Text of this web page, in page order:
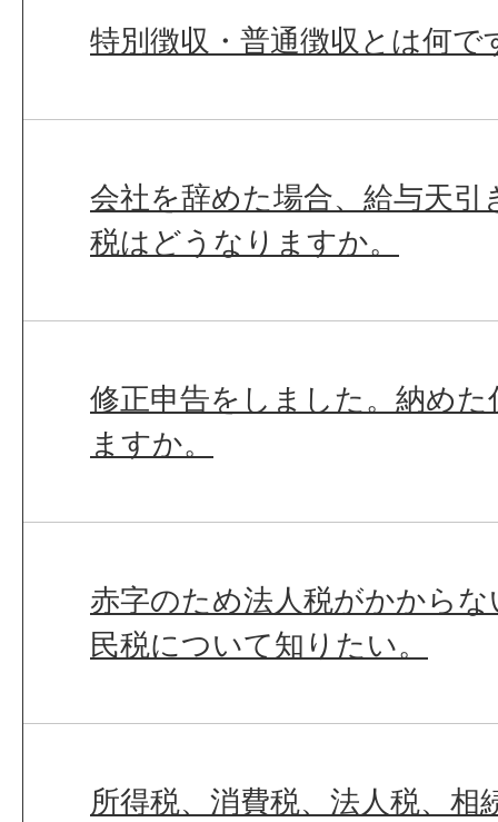
特別徴収・普通徴収とは何で
会社を辞めた場合、給与天
税はどうなりますか。
修正申告をしました。納め
ますか。
赤字のため法人税がかから
民税について知りたい。
所得税、消費税、法人税、相